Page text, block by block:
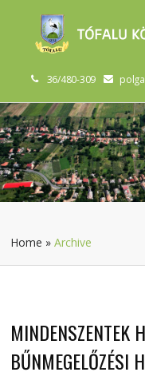
36/480-309
Home »Archive
MINDENSZENTEK
BŰNMEGELŐZÉSI